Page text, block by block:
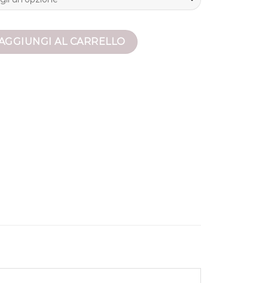
quantitàAL CARRELLO